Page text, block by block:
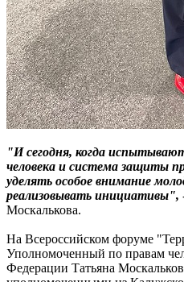
"И сегодня, когда
человека и система защиты
уделять особое внимание
реализовывать инициативы",
Москалькова.
На Всероссийском форуме
Уполномоченный по правам
Федерации Татьяна